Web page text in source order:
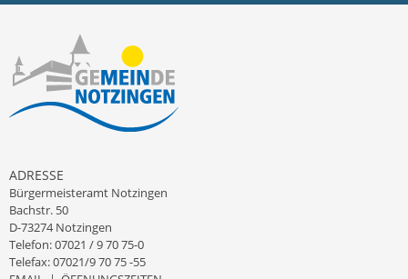
ADRESSE
Bürgermeisteramt Notzingen
Bachstr. 50
D-73274 Notzingen
Telefon: 07021 / 9 70 75-0
Telefax: 07021/9 70 75 -55